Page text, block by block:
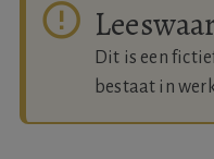
Dit is een
bestaat in